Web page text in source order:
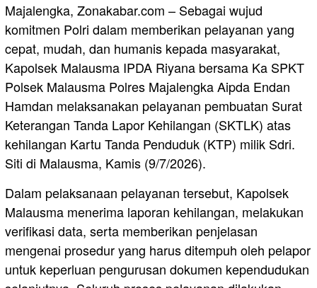
Majalengka, Zonakabar.com – Sebagai wujud
komitmen Polri dalam memberikan pelayanan yang
cepat, mudah, dan humanis kepada masyarakat,
Kapolsek Malausma IPDA Riyana bersama Ka SPKT
Polsek Malausma Polres Majalengka Aipda Endan
Hamdan melaksanakan pelayanan pembuatan Surat
Keterangan Tanda Lapor Kehilangan (SKTLK) atas
kehilangan Kartu Tanda Penduduk (KTP) milik Sdri.
Siti di Malausma, Kamis (9/7/2026).
Dalam pelaksanaan pelayanan tersebut, Kapolsek
Malausma menerima laporan kehilangan, melakukan
verifikasi data, serta memberikan penjelasan
mengenai prosedur yang harus ditempuh oleh pelapor
untuk keperluan pengurusan dokumen kependudukan